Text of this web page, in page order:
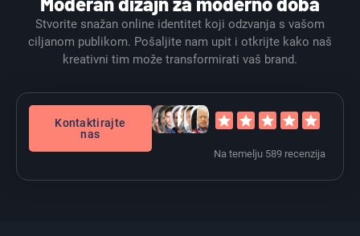
Stvorite snažan online identitet koji odzvanja s vašom
ciljanom publikom. Pošaljite nam upit i otkrijte kako naš
kreativni tim može transformirati vaš brand.
Kontaktirajte
nas
Na temelju 589 recenzija